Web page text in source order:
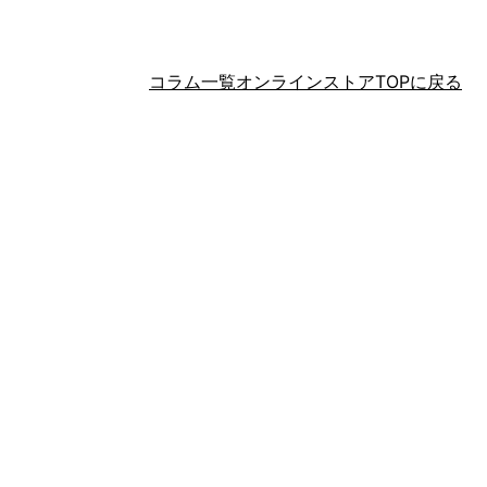
コラム一覧オンラインストアTOPに戻る